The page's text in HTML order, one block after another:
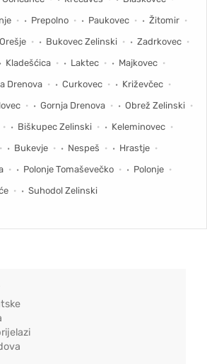
Prepolno Paukovec
Žitomir
Bukovec Zelinski
Zadrkovec
Kladešćica Laktec
Majkovec
Drenova Curkovec
Križevčec
Gornja Drenova
Obrež Zelinski
Biškupec Zelinski
Keleminovec
Bukevje Nespeš
Hrastje
Polonje Tomaševečko
Polonje
Suhodol Zelinski